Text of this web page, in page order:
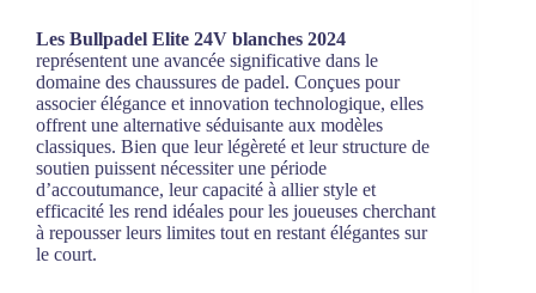
Les Bullpadel Elite 24V blanches 2024
représentent une avancée significative dans le
domaine des chaussures de padel. Conçues pour
associer élégance et innovation technologique, elles
offrent une alternative séduisante aux modèles
classiques. Bien que leur légèreté et leur structure de
soutien puissent nécessiter une période
d’accoutumance, leur capacité à allier style et
efficacité les rend idéales pour les joueuses cherchant
à repousser leurs limites tout en restant élégantes sur
le court.